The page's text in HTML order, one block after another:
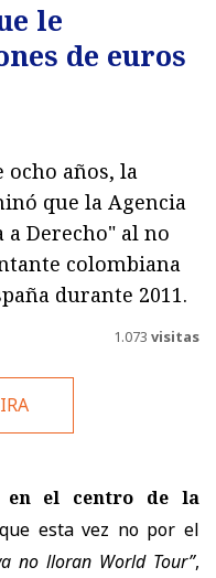
le
de euros
años, la
que la Agencia
Derecho" al no
colombiana
durante 2011.
1.073 visitas
en el centro de la
esta vez no por el
no lloran World Tour”,